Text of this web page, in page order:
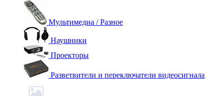
Мультимедиа / Разное
Наушники
Проекторы
Разветвители и переключатели видеосигнала